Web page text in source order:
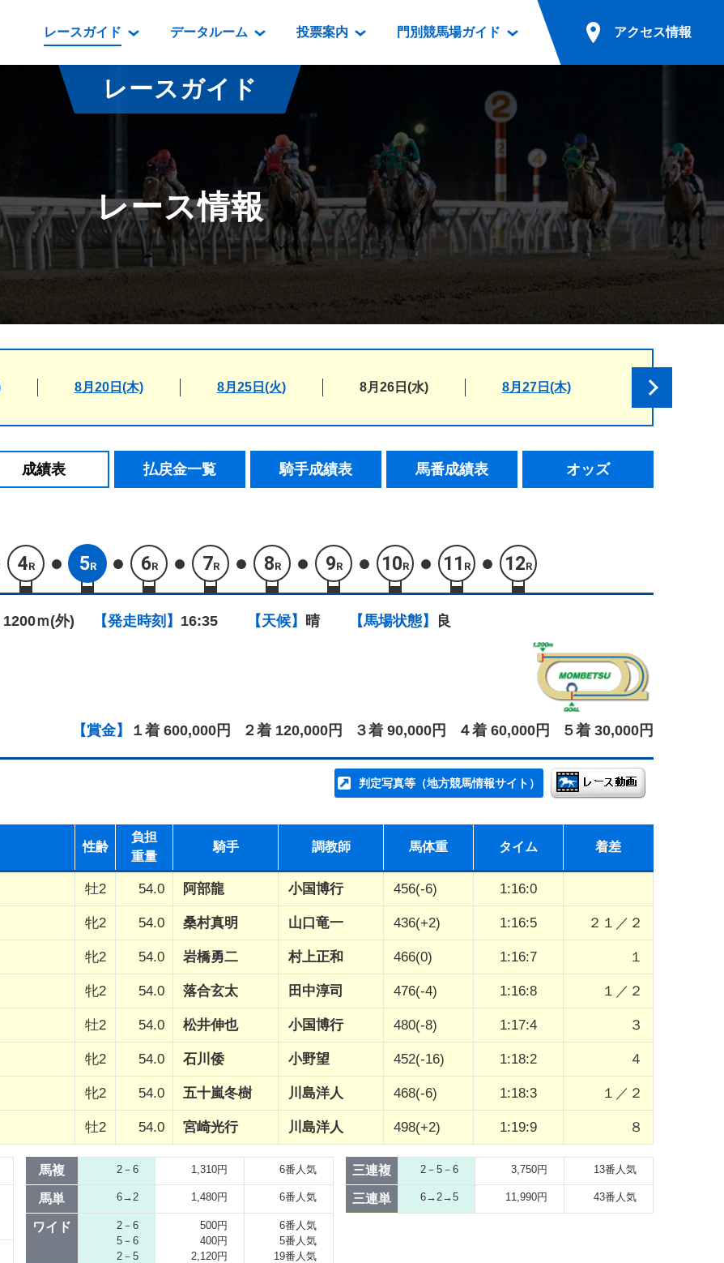
レースガイド
レース情報
払戻金一覧
騎手成績表
馬番成績表
オッズ
番組・級別表ダウンロード
開催カレンダー
重賞競走体系図
スタリオンシリーズ競走
道内の発売情報(PDF)
データルーム
データルーム
騎手・調教師紹介
坂路調教映像
遠征馬情報
番組編成要領
映像コンテンツ
重賞競走VTR
重賞競走参考VTR
レースダイジェスト
新馬ダイジェスト
投票案内
電話・インターネット投票
場外発売所
実況・テレホンサービス
発売・払戻
門別競馬場ガイド
門別競馬場情報
門別競馬場グルメ
とねっこジンギスカン
いずみ食堂
ルンビニフードカフェ
勝馬屋
アクセス情報
無料送迎バスでのご来場
公共の交通機関でのご来場
レースガイド
レース情報
8月20日(木) 8月25日(火) 8月26日(水) 8月27日(木)
成績表 払戻金一覧 騎手成績表 馬番成績表 オッズ
4R 5R 6R 7R 8R 9R 10R 11 R 12R
1200ｍ(外) 【発走時刻】 16:35 【天候】 晴 【馬場状態】 良
【賞金】 １着 600,000円 ２着 120,000円 ３着 90,000円 ４着 60,000円 ５着 30,000円
判定写真等（地方競馬情報サイト）
性齢
負担
重量
騎手 調教師 馬体重 タイム 着差
牡2 54.0 阿部龍 小国博行 456(-6) 1:16:0
牝2 54.0 桑村真明 山口竜一 436(+2) 1:16:5 ２１／２
牝2 54.0 岩橋勇二 村上正和 466(0) 1:16:7 １
牝2 54.0 落合玄太 田中淳司 476(-4) 1:16:8 １／２
牡2 54.0 松井伸也 小国博行 480(-8) 1:17:4 ３
牝2 54.0 石川倭 小野望 452(-16) 1:18:2 ４
牝2 54.0 五十嵐冬樹 川島洋人 468(-6) 1:18:3 １／２
牡2 54.0 宮崎光行 川島洋人 498(+2) 1:19:9 ８
馬複 2－6 1,310円 6番人気
馬単 6→2 1,480円 6番人気
ワイド
2－6
5－6
2－5
500円
400円
2,120円
6番人気
5番人気
19番人気
三連複 2－5－6 3,750円 13番人気
三連単 6→2→5 11,990円 43番人気